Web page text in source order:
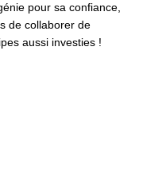
pour sa confiance,
de collaborer de
aussi investies !